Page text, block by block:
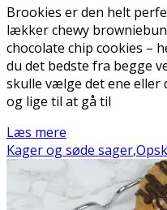
Brookies er den helt
lækker chewy
chocolate chip cookies –
du det bedste fra begge
skulle vælge det ene eller
og lige til at gå til
Læs mere
Kager og søde sager,